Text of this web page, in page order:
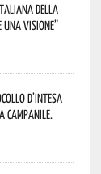
della
una visione”
d’intesa
Campanile.